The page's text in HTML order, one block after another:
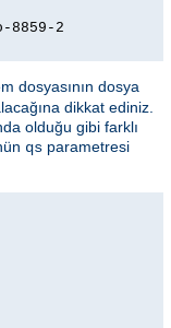
2
dosyasının dosya
dikkat ediniz.
olduğu gibi farklı
qs parametresi